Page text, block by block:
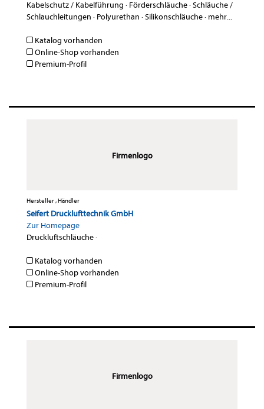
Kabelschutz / Kabelführung · Förderschläuche·Schläuche /
Schlauchleitungen · Polyurethan ·Silikonschläuche· mehr...
Katalog vorhanden
Online-Shop vorhanden
Premium-Profil
Firmenlogo
Hersteller , Händler
Seifert Drucklufttechnik GmbH
Zur Homepage
Druckluftschläuche·
Katalog vorhanden
Online-Shop vorhanden
Premium-Profil
Firmenlogo